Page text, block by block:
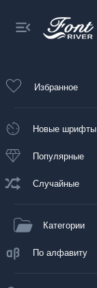
Избранное
Новые шрифты
Популярные
Случайные
Категории
По алфавиту